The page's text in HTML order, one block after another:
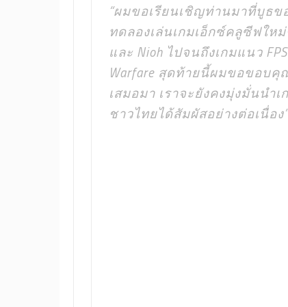
“ผมขอเรียนเชิญท่านมาที่บูธข
ทดลองเล่นเกมเอ็กซ์คลูซีฟใหม่
และ Nioh ไปจนถึงเกมแนว
Warfare สุดท้ายนี้ผมขอขอบ
เสมอมา เราจะยังคงมุ่งมั่นนำ
ชาวไทยได้สัมผัสอย่างต่อเนื่อง”